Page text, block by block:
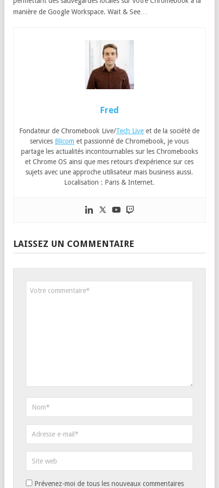
manière de Google Workspace. Wait & See…
Fred
Fondateur de Chromebook Live/Tech Live et de la société de
services Blicom et passionné de Chromebook, je vous
partage les actualités incontournables sur les Chromebooks
et Chrome OS ainsi que mes retours d’expérience sur ces
sujets avec une approche utilisateur mais business aussi.
Localisation : Paris & Internet.
LAISSEZ UN COMMENTAIRE
Prévenez-moi de tous les nouveaux commentaires